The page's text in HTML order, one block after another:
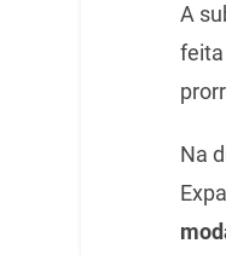
A
feita
Na